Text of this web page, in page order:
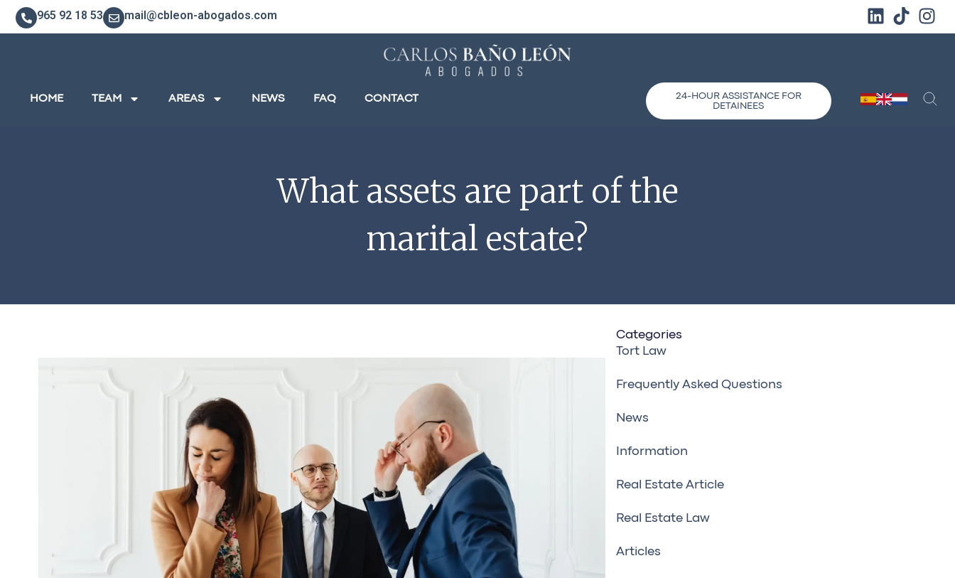
965 92 18 53 mail@cbleon-abogados.com
HOME TEAM AREAS NEWS FAQ CONTACT
24-HOUR ASSISTANCE FOR
DETAINEES
What assets are part of the
marital estate?
Categories
Tort Law
Frequently Asked Questions
News
Information
Real Estate Article
Real Estate Law
Articles